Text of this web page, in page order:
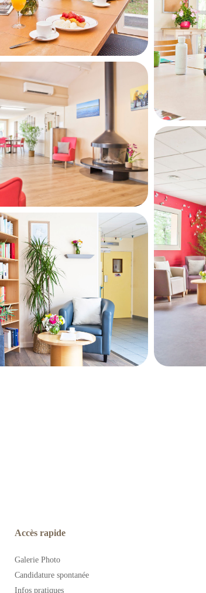
Accès rapide
Galerie Photo
Candidature spontanée
Infos pratiques